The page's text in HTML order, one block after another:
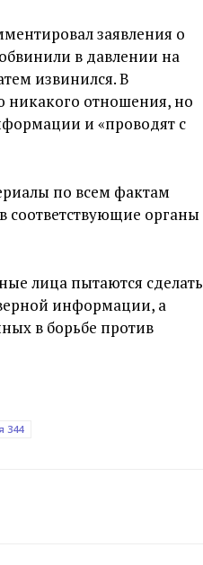
заявления о
в давлении на
извинился. В
никакого отношения, но
и «проводят с
по всем фактам
соответствующие органы
лица пытаются сделать
информации, а
в борьбе против
344